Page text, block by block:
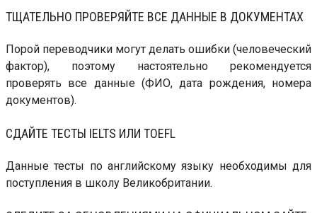
ТЩАТЕЛЬНО ПРОВЕРЯЙТЕ ВСЕ ДАННЫЕ В ДОКУМЕНТАХ
Порой переводчики могут делать ошибки (человеческий
фактор), поэтому настоятельно рекомендуется
проверять все данные (ФИО, дата рождения, номера
документов).
СДАЙТЕ ТЕСТЫ IELTS ИЛИ TOEFL
Данные тесты по английскому языку необходимы для
поступления в школу Великобритании.